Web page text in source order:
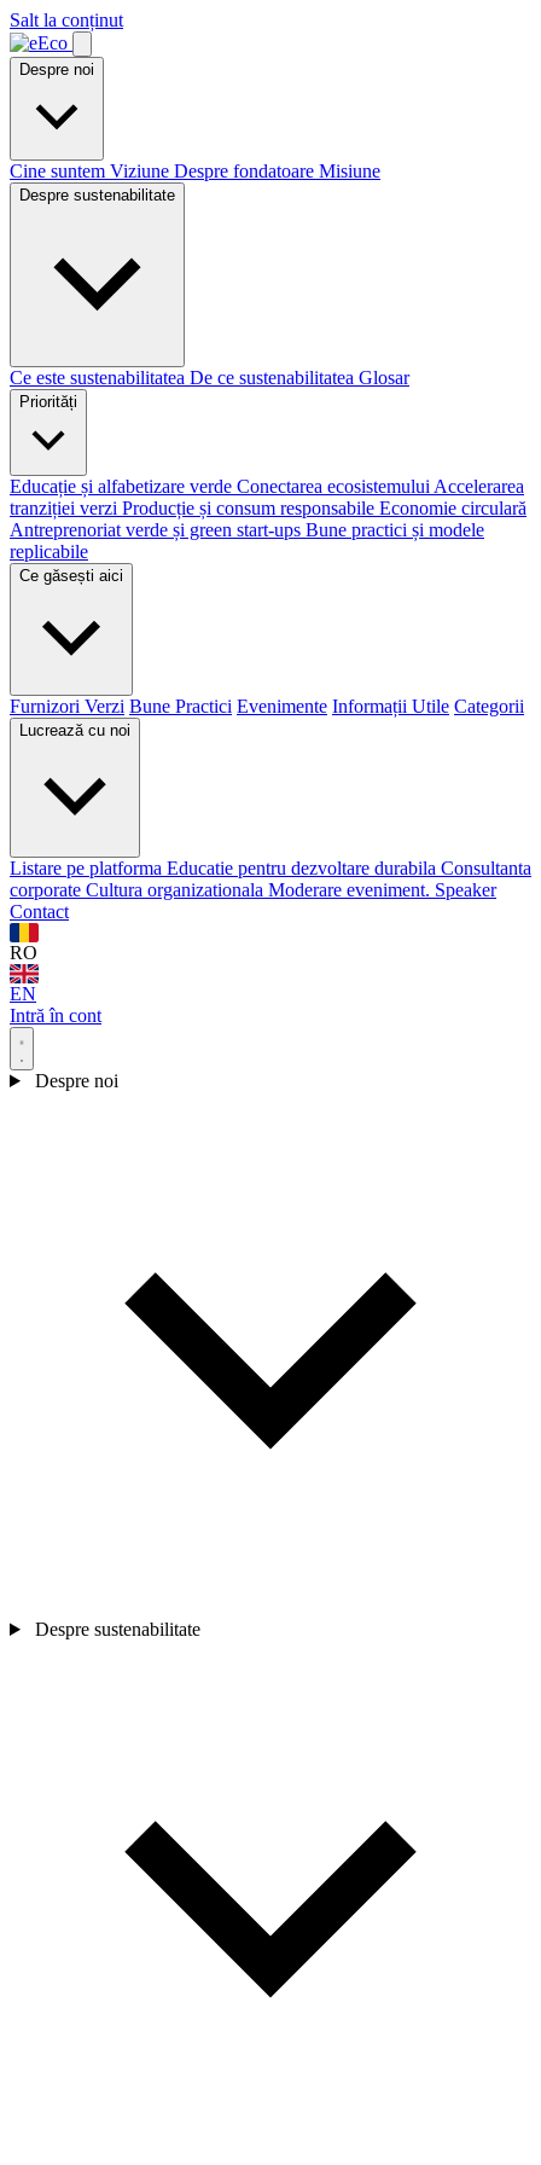
Salt la conținut
Despre noi
Cine suntem Viziune Despre fondatoare Misiune
Despre sustenabilitate
Ce este sustenabilitatea De ce sustenabilitatea Glosar
Priorități
Educație și alfabetizare verde Conectarea ecosistemului Accelerarea
tranziției verzi Producție și consum responsabile Economie circulară
Antreprenoriat verde și green start-ups Bune practici și modele
replicabile
Ce găsești aici
Furnizori Verzi Bune Practici Evenimente Informații Utile Categorii
Lucrează cu noi
Listare pe platforma Educatie pentru dezvoltare durabila Consultanta
corporate Cultura organizationala Moderare eveniment. Speaker
Contact
RO
EN
Intră în cont
Despre noi
Despre sustenabilitate